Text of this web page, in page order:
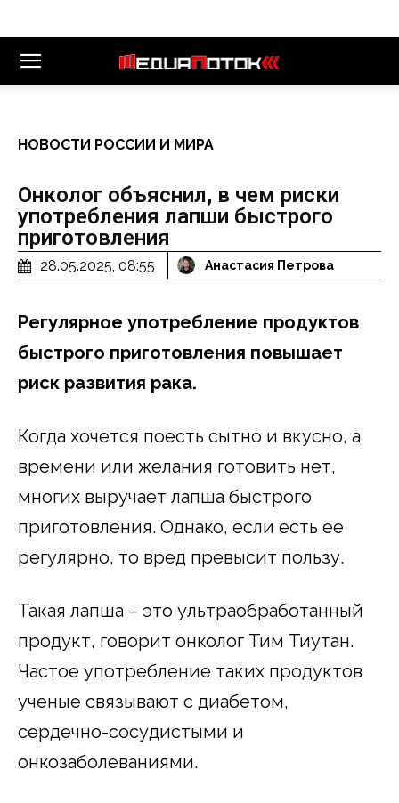
НОВОСТИ РОССИИ И МИРА
Онколог объяснил, в чем риски
употребления лапши быстрого
приготовления
28.05.2025, 08:55 Анастасия Петрова
Регулярное употребление продуктов
быстрого приготовления повышает
риск развития рака.
Когда хочется поесть сытно и вкусно, а
времени или желания готовить нет,
многих выручает лапша быстрого
приготовления. Однако, если есть ее
регулярно, то вред превысит пользу.
Такая лапша – это ультраобработанный
продукт, говорит онколог Тим Тиутан.
Частое употребление таких продуктов
ученые связывают с диабетом,
сердечно-сосудистыми и
онкозаболеваниями.